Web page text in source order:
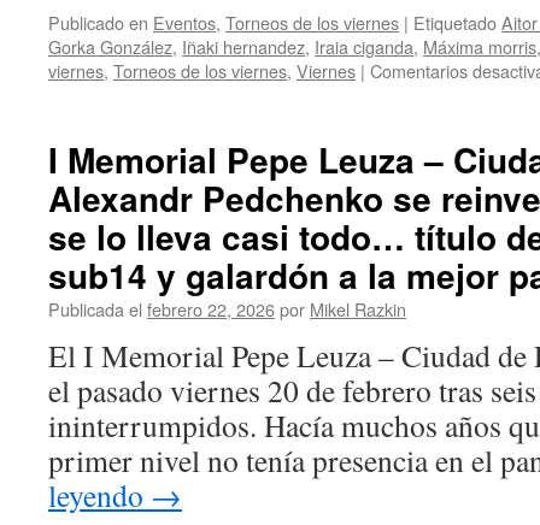
Publicado en Eventos, Torneos de los viernes | Etiquetado
Gorka González, Iñaki hernandez, Iraia ciganda, Máxima morris
viernes, Torneos de los viernes, Viernes | Comentarios
I Memorial Pepe Leuza –
Alexandr Pedchenko se
se lo lleva casi todo… título
sub14 y galardón a la mejor
Publicada el febrero 22, 2026por Mikel Razkin
El I Memorial Pepe Leuza – Ciudad de
el pasado viernes 20 de febrero tras
ininterrumpidos. Hacía muchos años
primer nivel no tenía presencia en el
leyendo →